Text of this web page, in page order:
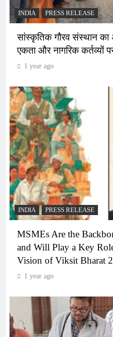
INDIA PRESS RELEASE
सांस्कृतिक गौरव संस्थान
एकता और नागरिक कर्तव्यों
1 year ago
INDIA PRESS RELEASE
MSMEs Are the
and Will Play a Key
Vision of Viksit Bharat
1 year ago